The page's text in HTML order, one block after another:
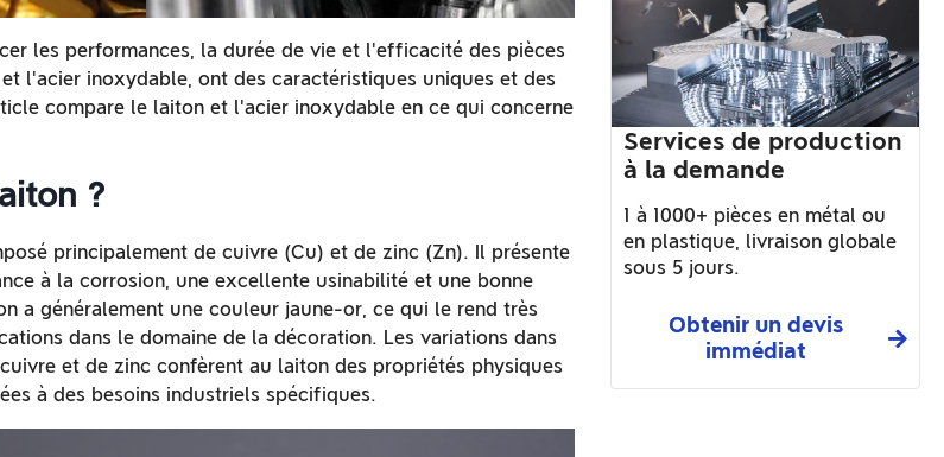
les performances, la durée de vie et l'efficacité des pièces
l'acier inoxydable, ont des caractéristiques uniques et des
compare le laiton et l'acier inoxydable en ce qui concerne
?
principalement de cuivre (Cu) et de zinc (Zn). Il présente
à la corrosion, une excellente usinabilité et une bonne
a généralement une couleur jaune-or, ce qui le rend très
dans le domaine de la décoration. Les variations dans
et de zinc confèrent au laiton des propriétés physiques
à des besoins industriels spécifiques.
Services de production
à la demande
1 à 1000+ pièces en métal ou
en plastique, livraison globale
sous 5 jours.
Obtenir un devis
immédiat